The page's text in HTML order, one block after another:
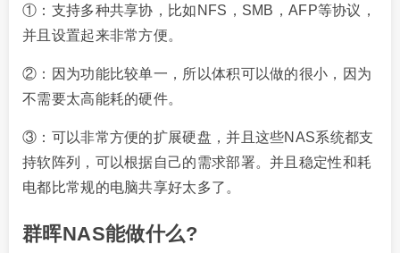
①：支持多种共享协，比如NFS，SMB，AFP等协议，
并且设置起来非常方便。
②：因为功能比较单一，所以体积可以做的很小，因为
不需要太高能耗的硬件。
③：可以非常方便的扩展硬盘，并且这些NAS系统都支
持软阵列，可以根据自己的需求部署。并且稳定性和耗
电都比常规的电脑共享好太多了。
群晖NAS能做什么?